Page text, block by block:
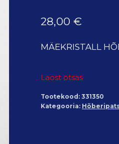
28,00 €
MÄEKRISTALL
Laost otsas
Tootekood: 331350
Kategooria: